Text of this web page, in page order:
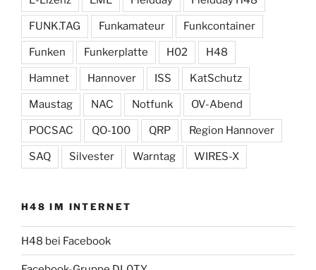
FUNK.TAG Funkamateur Funkcontainer
Funken Funkerplatte H02 H48
Hamnet Hannover ISS KatSchutz
Maustag NAC Notfunk OV-Abend
POCSAC QO-100 QRP Region Hannover
SAQ Silvester Warntag WIRES-X
H48 IM INTERNET
H48 bei Facebook